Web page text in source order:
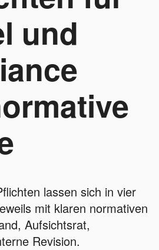
und
lassen sich in vier
mit klaren normativen
Aufsichtsrat,
Revision.